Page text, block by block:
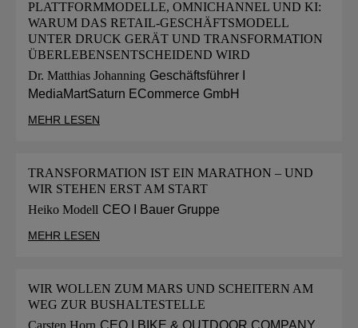
PLATTFORMMODELLE, OMNICHANNEL UND KI:
WARUM DAS RETAIL-GESCHÄFTSMODELL
UNTER DRUCK GERÄT UND TRANSFORMATION
ÜBERLEBENSENTSCHEIDEND WIRD
Dr. Matthias Johanning Geschäftsführer I
MediaMartSaturn ECommerce GmbH
MEHR LESEN
TRANSFORMATION IST EIN MARATHON – UND
WIR STEHEN ERST AM START
Heiko Modell CEO I Bauer Gruppe
MEHR LESEN
WIR WOLLEN ZUM MARS UND SCHEITERN AM
WEG ZUR BUSHALTESTELLE
Carsten Horn CEO I BIKE & OUTDOOR COMPANY